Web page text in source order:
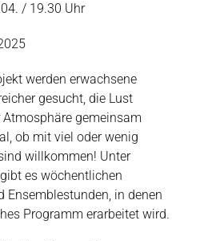
/ 19.30 Uhr
werden erwachsene
gesucht, die Lust
gemeinsam
ob mit viel oder wenig
willkommen! Unter
es wöchentlichen
Ensemblestunden, in denen
Programm erarbeitet wird.